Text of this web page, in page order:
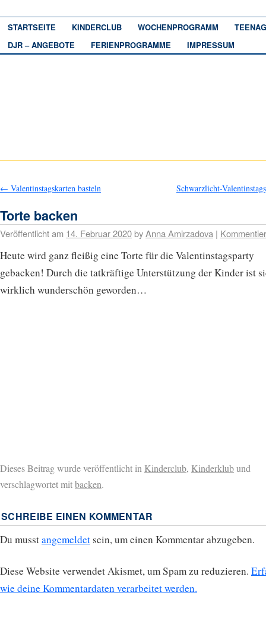
STARTSEITE KINDERCLUB WOCHENPROGRAMM
DJR – ANGEBOTE
FERIENPROGRAMME IMPRESSUM
← Valentinstagskarten basteln Schwarzlicht-
Torte backen
Veröffentlicht am 14. Februar 2020byAnna Amirzadova |
Heute wird ganz fleißig eine Torte für die Valentinstagsparty
gebacken! Durch die tatkräftige Unterstützung der Kinder ist
wirklich wunderschön geworden…
Dieses Beitrag wurde veröffentlicht in Kinderclub, Kinderklubund
verschlagwortet mitbacken.
SCHREIBE EINEN KOMMENTAR
Du musstangemeldet sein, um einen Kommentar abzugeben.
Diese Website verwendet Akismet, um Spam zu reduzieren.
wie deine Kommentardaten verarbeitet werden.